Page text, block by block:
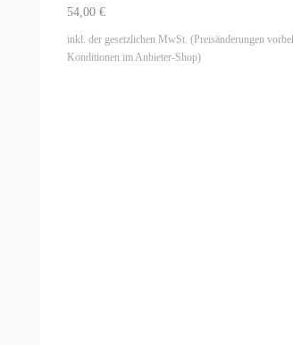
54,00 €
inkl. der gesetzlichen MwSt. (Preisänderungen
Konditionen im Anbieter-Shop)